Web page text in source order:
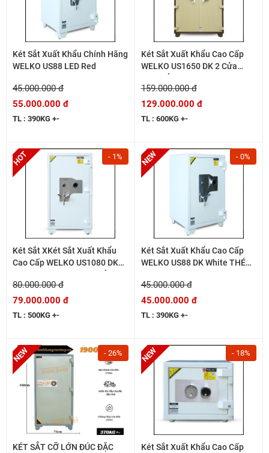
Két Sắt Xuất Khẩu Chính Hãng
WELKO US88 LED Red
45.000.000 đ
55.000.000 đ
TL : 390KG +-
Két Sắt Xuất Khẩu Cao Cấp
WELKO US1650 DK 2 Cửa
159.000.000 đ
129.000.000 đ
TL : 600KG +-
- 1%
Két Sắt XKét Sắt Xuất Khẩu
Cao Cấp WELKO US1080 DK
10LY
80.000.000 đ
79.000.000 đ
TL : 500KG +-
- 0%
Két Sắt Xuất Khẩu Cao Cấp
WELKO US88 DK White THÉP
45.000.000 đ
45.000.000 đ
TL : 390KG +-
- 26%
KÉT SẮT CỠ LỚN ĐÚC ĐẶC
- 18%
Két Sắt Xuất Khẩu Cao Cấp